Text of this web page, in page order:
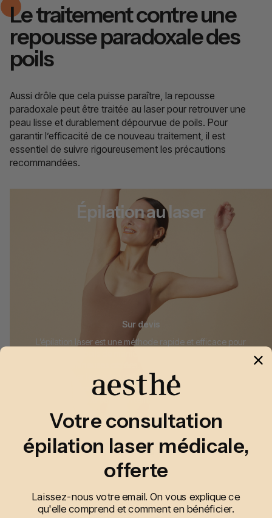
Le traitement contre une
repousse paradoxale des
poils
Aussi drôle que cela puisse paraître, la repousse
paradoxale peut être traitée au laser pour retrouver une
peau lisse et durablement dépourvue de poils. Pour
garantir l’efficacité de ce nouveau traitement, il est
essentiel de suivre rigoureusement les précautions
recommandées.
Épilation au laser
Sur devis
L’épilation laser est une méthode rapide et efficace pour
impulsions lumineuses ciblées, elle agit sur les follicules pileux
pour empêcher leur repousse. Cette technique convient à de
nombreuses zones du corps, offrant des résultats durables,
Votre consultation
épilation laser médicale,
offerte
Laissez-nous votre email. On vous explique ce
qu'elle comprend et comment en bénéficier.